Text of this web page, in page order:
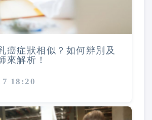
癌症狀相似？如何辨別及
來解析！
18:20